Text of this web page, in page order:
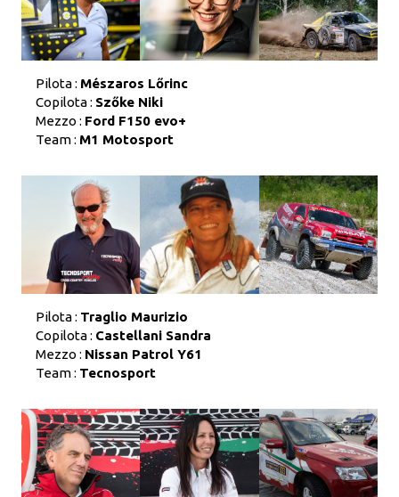
Pilota : Mészaros Lőrinc
Copilota : Szőke Niki
Mezzo : Ford F150 evo+
Team : M1 Motosport
Pilota : Traglio Maurizio
Copilota : Castellani Sandra
Mezzo : Nissan Patrol Y61
Team : Tecnosport